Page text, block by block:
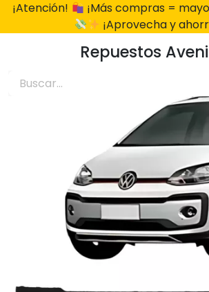
¡Atención!
¡Más compras =
¡Aprovecha y
Repuestos